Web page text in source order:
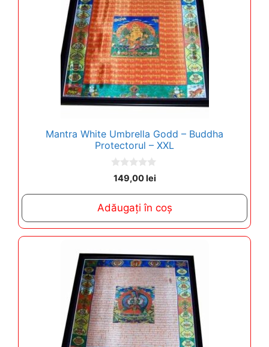
Mantra White Umbrella Godd – Buddha
Protectorul – XXL
0
o
o
5
149,00lei
Adăugați în coș